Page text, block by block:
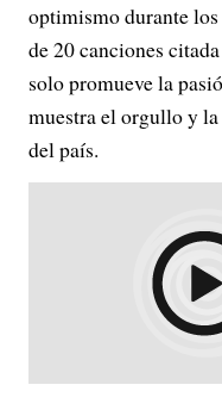
optimismo durante
de 20 canciones
solo promueve la
muestra el orgullo y
del país.